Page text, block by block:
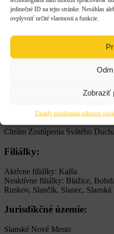
jedinečné ID na tejto stránke. Nesúhlas
ovplyvniť určité vlastnosti a funkcie.
Zobraziť
Zásady používania súborov
E-mail:
farnost.slanske-nove-
Telefón / Fax:
0556966865
Chrámy:
Chrám Zostúpenia Svätého
Filiálky:
Aktívne filiálky: Kalša
Neaktívne filiálky: Blažice,
Ruskov, Slančík, Slanec,
Jurisdikčné územie:
Slanské Nové Mesto